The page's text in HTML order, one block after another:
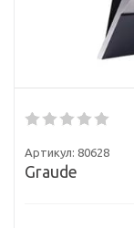
Артикул: 80628
Graude